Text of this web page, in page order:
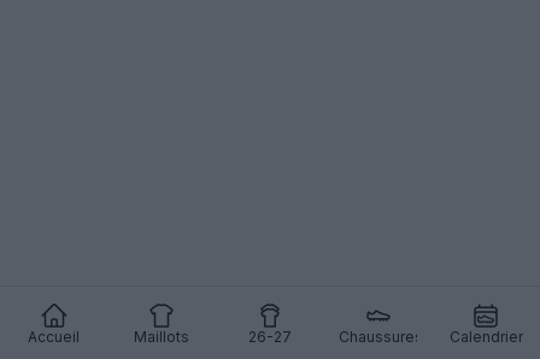
Accueil Maillots 26-27 Chaussures Calendrier